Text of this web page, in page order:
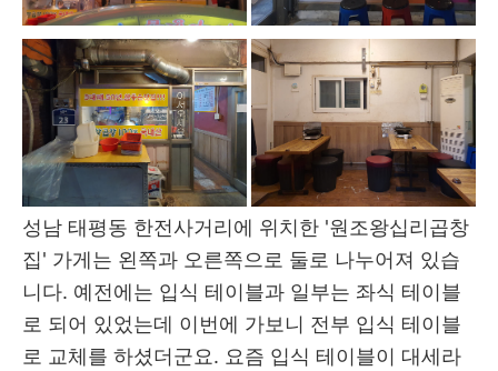
성남 태평동 한전사거리에 위치한 '원조왕십리곱창
집' 가게는 왼쪽과 오른쪽으로 둘로 나누어져 있습
니다. 예전에는 입식 테이블과 일부는 좌식 테이블
로 되어 있었는데 이번에 가보니 전부 입식 테이블
로 교체를 하셨더군요. 요즘 입식 테이블이 대세라